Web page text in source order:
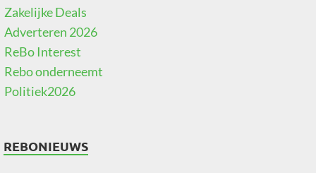
Zakelijke Deals
Adverteren 2026
ReBo Interest
Rebo onderneemt
Politiek2026
REBONIEUWS